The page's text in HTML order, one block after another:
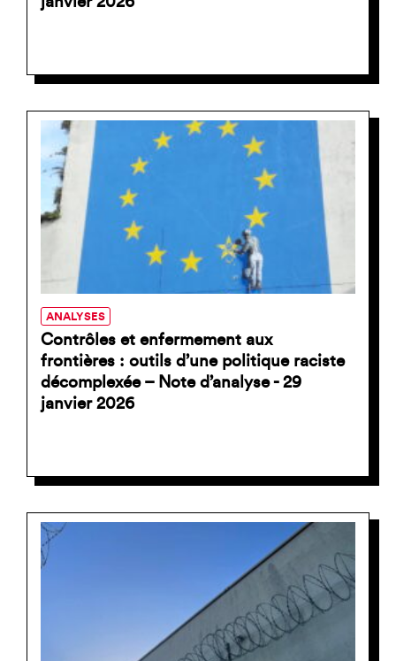
ANALYSES
Contrôles et enfermement aux
frontières : outils d’une politique raciste
décomplexée – Note d’analyse - 29
janvier 2026